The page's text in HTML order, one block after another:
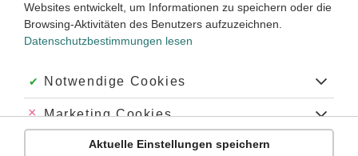
Eigenschaften des Wassers
#polare Atombindung
#Dipol
#Wasserstoffbrückenbindung
Übung
Video
3
Jetzt lernen
Websites entwickelt, um Informationen zu speichern oder die
Browsing-Aktivitäten des Benutzers aufzuzeichnen.
Datenschutzbestimmungen lesen
Akzeptiert:
Notwendige Cookies
Abgelehnt:
Marketing Cookies
Abgelehnt:
Personalisierungs-Cookies
Aktuelle Einstellungen speichern